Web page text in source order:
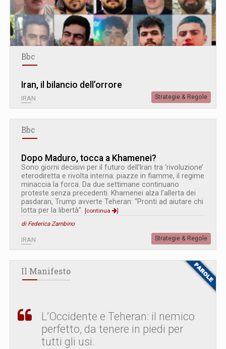
Bbc
Iran, il bilancio dell’orrore
IRAN Strategie & Regole
Bbc
Dopo Maduro, tocca a Khamenei?
Sono giorni decisivi per il futuro dell’Iran tra ‘rivoluzione’
eterodiretta e rivolta interna: piazze in fiamme, il regime
minaccia la forca. Da due settimane continuano
proteste senza precedenti. Khamenei alza l’allerta dei
pasdaran, Trump avverte Teheran: “Pronti ad aiutare chi
lotta per la libertà”. [continua
]
di Federica Zambino
IRAN Strategie & Regole
Il Manifesto
L’Occidente e Teheran: il nemico
perfetto, da tenere in piedi per
tutti gli usi.